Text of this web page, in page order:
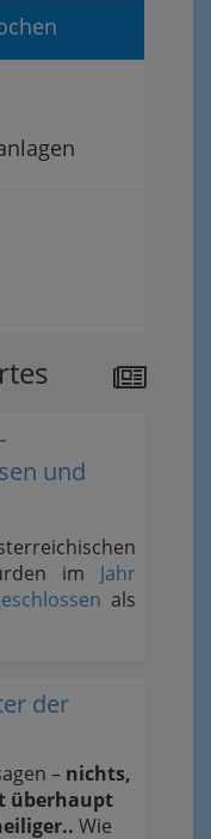
und
im Jahr
als
der
– nichts,
überhaupt
Wie